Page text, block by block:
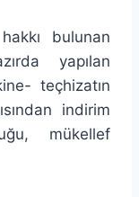
bulunan
yapılan
teçhizatın
indirim
mükellef